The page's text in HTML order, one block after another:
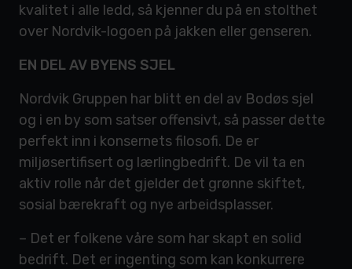
kvalitet i alle ledd, så kjenner du på en stolthet
over Nordvik-logoen på jakken eller genseren.
EN DEL AV BYENS SJEL
Nordvik Gruppen har blitt en del av Bodøs sjel
og i en by som satser offensivt, så passer dette
perfekt inn i konsernets filosofi. De er
miljøsertifisert og lærlingbedrift. De vil ta en
aktiv rolle når det gjelder det grønne skiftet,
sosial bærekraft og nye arbeidsplasser.
– Det er folkene våre som har skapt en solid
bedrift. Det er ingenting som kan konkurrere